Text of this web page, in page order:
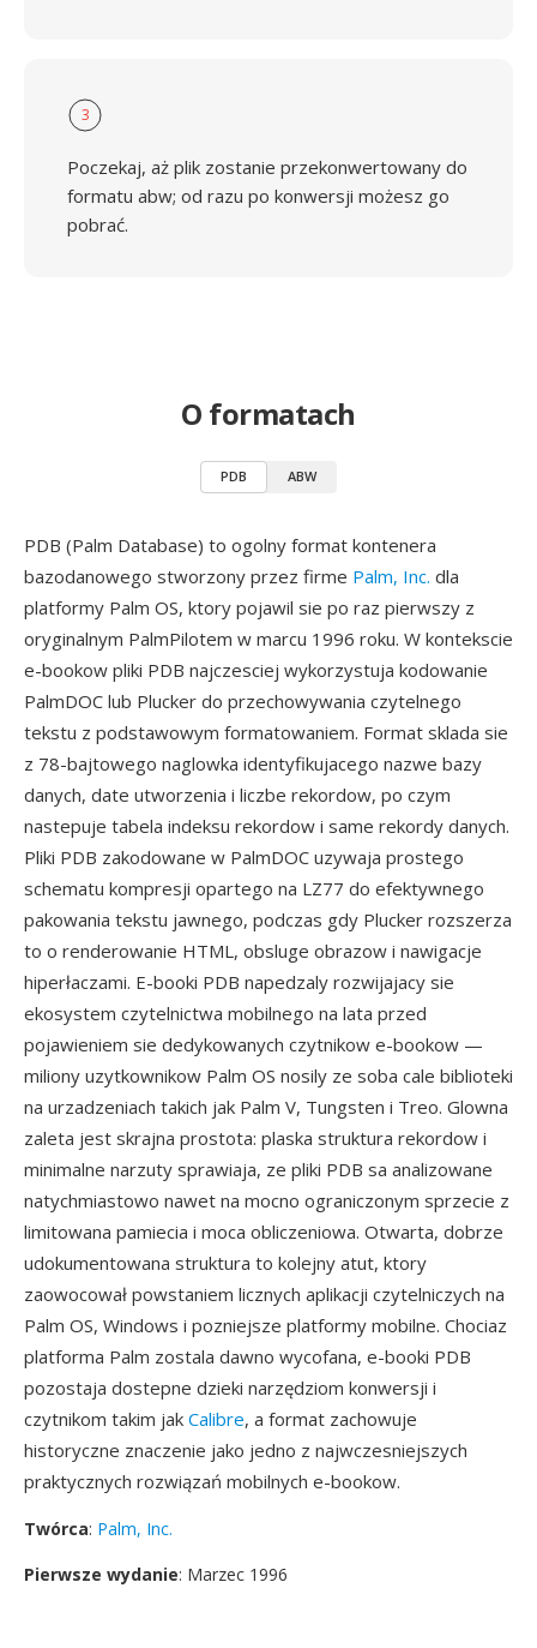
3
Poczekaj, aż plik zostanie przekonwertowany do
formatu abw; od razu po konwersji możesz go
pobrać.
O formatach
PDB ABW
PDB (Palm Database) to ogolny format kontenera
bazodanowego stworzony przez firme Palm, Inc. dla
platformy Palm OS, ktory pojawil sie po raz pierwszy z
oryginalnym PalmPilotem w marcu 1996 roku. W kontekscie
e-bookow pliki PDB najczesciej wykorzystuja kodowanie
PalmDOC lub Plucker do przechowywania czytelnego
tekstu z podstawowym formatowaniem. Format sklada sie
z 78-bajtowego naglowka identyfikujacego nazwe bazy
danych, date utworzenia i liczbe rekordow, po czym
nastepuje tabela indeksu rekordow i same rekordy danych.
Pliki PDB zakodowane w PalmDOC uzywaja prostego
schematu kompresji opartego na LZ77 do efektywnego
pakowania tekstu jawnego, podczas gdy Plucker rozszerza
to o renderowanie HTML, obsluge obrazow i nawigacje
hiperłaczami. E-booki PDB napedzaly rozwijajacy sie
ekosystem czytelnictwa mobilnego na lata przed
pojawieniem sie dedykowanych czytnikow e-bookow —
miliony uzytkownikow Palm OS nosily ze soba cale biblioteki
na urzadzeniach takich jak Palm V, Tungsten i Treo. Glowna
zaleta jest skrajna prostota: plaska struktura rekordow i
minimalne narzuty sprawiaja, ze pliki PDB sa analizowane
natychmiastowo nawet na mocno ograniczonym sprzecie z
limitowana pamiecia i moca obliczeniowa. Otwarta, dobrze
udokumentowana struktura to kolejny atut, ktory
zaowocował powstaniem licznych aplikacji czytelniczych na
Palm OS, Windows i pozniejsze platformy mobilne. Chociaz
platforma Palm zostala dawno wycofana, e-booki PDB
pozostaja dostepne dzieki narzędziom konwersji i
czytnikom takim jak Calibre, a format zachowuje
historyczne znaczenie jako jedno z najwczesniejszych
praktycznych rozwiązań mobilnych e-bookow.
Twórca: Palm, Inc.
Pierwsze wydanie: Marzec 1996